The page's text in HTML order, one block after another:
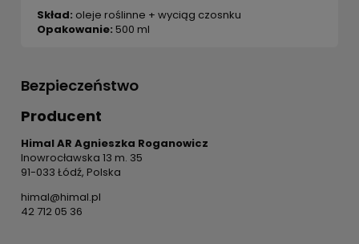
Skład: oleje roślinne + wyciąg czosnku
Opakowanie: 500 ml
Bezpieczeństwo
Producent
Himal AR Agnieszka Roganowicz
Inowrocławska 13 m. 35
91-033 Łódź, Polska
himal@himal.pl
42 712 05 36